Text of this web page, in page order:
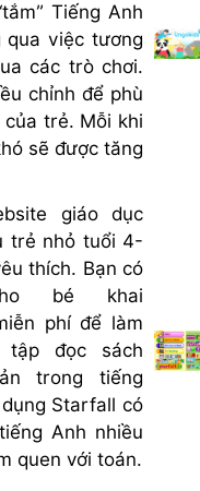
Tiếng Anh
qua việc tương
các trò chơi.
chỉnh để phù
trẻ. Mỗi khi
sẽ được tăng
giáo dục
trẻ nhỏ tuổi 4-
thích. Bạn có
bé khai
phí để làm
tập đọc sách
trong tiếng
Starfall có
Anh nhiều
quen với toán.